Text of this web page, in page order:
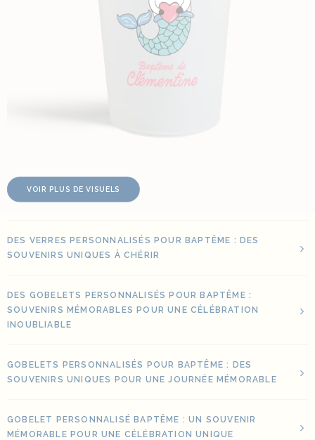
VOIR PLUS DE VISUELS
DES VERRES PERSONNALISÉS POUR BAPTÊME : DES
SOUVENIRS UNIQUES À CHÉRIR
DES GOBELETS PERSONNALISÉS POUR BAPTÊME :
SOUVENIRS MÉMORABLES POUR UNE CÉLÉBRATION
INOUBLIABLE
GOBELETS PERSONNALISÉS POUR BAPTÊME : DES
SOUVENIRS UNIQUES POUR UNE JOURNÉE MÉMORABLE
GOBELET PERSONNALISÉ BAPTÊME : UN SOUVENIR
MÉMORABLE POUR UNE CÉLÉBRATION UNIQUE